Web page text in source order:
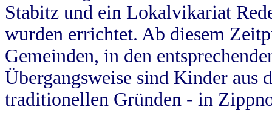
Stabitz und ein Lokalvikariat
wurden errichtet. Ab diesem
Gemeinden, in den
Übergangsweise sind Kinder aus
traditionellen Gründen - in